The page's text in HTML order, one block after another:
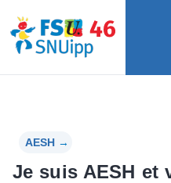
AESH →
Je suis AESH et